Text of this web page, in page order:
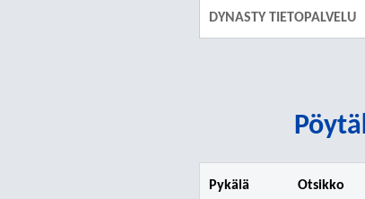
DYNASTY TIETOPALVELU
Pykälä Otsikko